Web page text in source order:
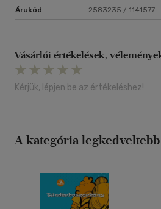
Árukód 2583235 / 1141577
Vásárlói értékelések,
Kérjük, lépjen be az értékeléshez!
A kategória